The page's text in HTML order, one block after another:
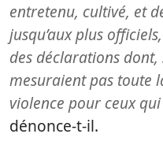
entretenu, cultivé, et
jusqu’aux plus
des déclarations dont,
mesuraient pas toute
violence pour ceux
dénonce-t-il.